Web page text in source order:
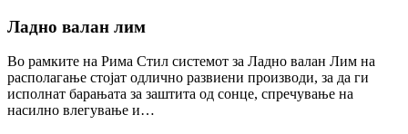
Ладно валан лим
Во рамките на Рима Стил системот за Ладно валан Лим на
располагање стојат одлично развиени производи, за да ги
исполнат барањата за заштита од сонце, спречување на
насилно влегување и…